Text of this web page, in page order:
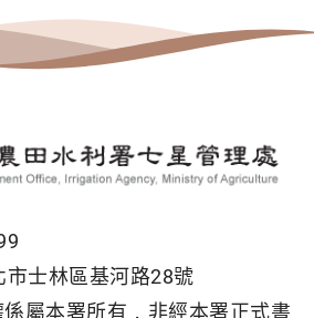
市士林區基河路28號
屬本署所有，非經本署正式書